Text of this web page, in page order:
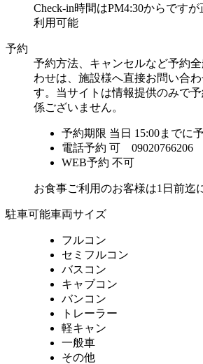
Check-in時間はPM4:30からです
利用可能
予約
予約方法、キャンセルなど予約
わせは、施設様へ直接お問い合
す。当サイトは情報提供のみで
係ございません。
予約期限 当日 15:00までに
電話予約 可 09020766206
WEB予約 不可
お食事ご利用のお客様は1日前迄
駐車可能車両サイズ
フルコン
セミフルコン
バスコン
キャブコン
バンコン
トレーラー
軽キャン
一般車
その他